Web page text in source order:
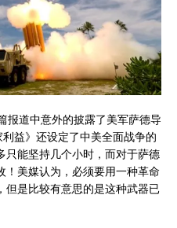
报道中意外的披露了美军萨德导
益》还设定了中美全面战争的
只能坚持几个小时，而对于萨德
！美媒认为，必须要用一种革命
但是比较有意思的是这种武器已